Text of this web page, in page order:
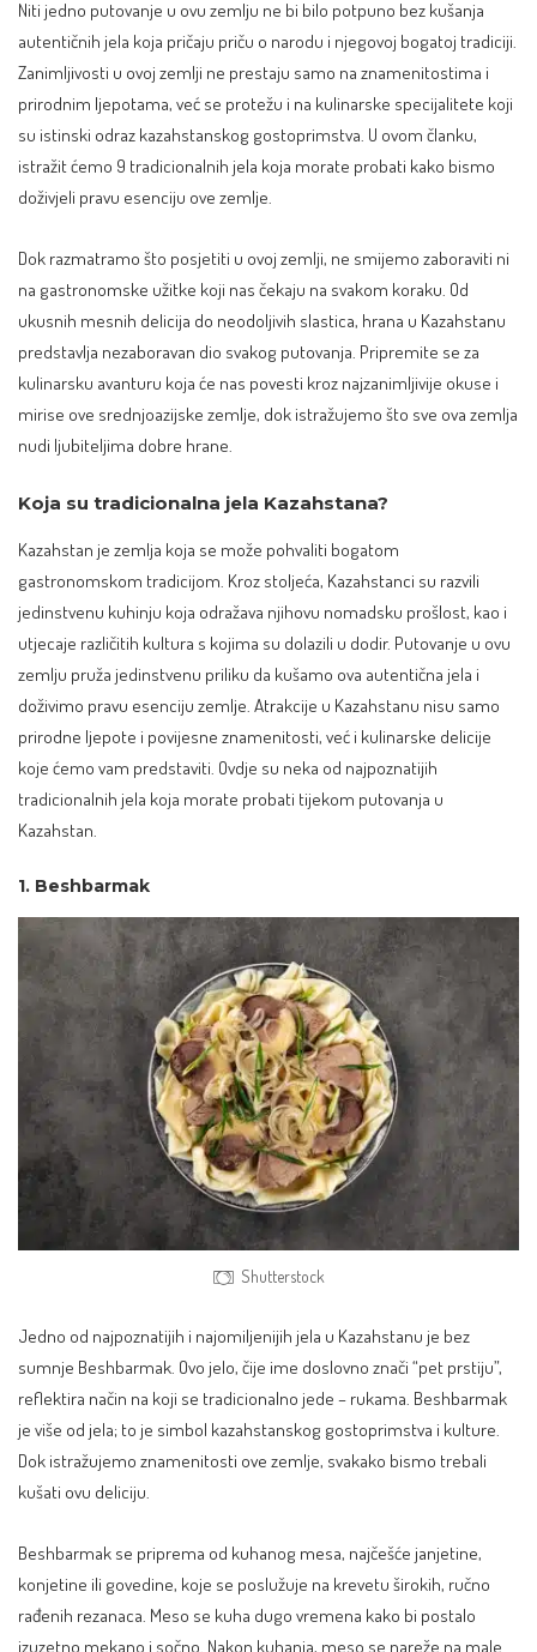
Niti jedno putovanje u ovu zemlju ne bi bilo potpuno bez kušanja
autentičnih jela koja pričaju priču o narodu i njegovoj bogatoj tradiciji.
Zanimljivosti u ovoj zemlji ne prestaju samo na znamenitostima i
prirodnim ljepotama, već se protežu i na kulinarske specijalitete koji
su istinski odraz kazahstanskog gostoprimstva. U ovom članku,
istražit ćemo 9 tradicionalnih jela koja morate probati kako bismo
doživjeli pravu esenciju ove zemlje.
Dok razmatramo što posjetiti u ovoj zemlji, ne smijemo zaboraviti ni
na gastronomske užitke koji nas čekaju na svakom koraku. Od
ukusnih mesnih delicija do neodoljivih slastica, hrana u Kazahstanu
predstavlja nezaboravan dio svakog putovanja. Pripremite se za
kulinarsku avanturu koja će nas povesti kroz najzanimljivije okuse i
mirise ove srednjoazijske zemlje, dok istražujemo što sve ova zemlja
nudi ljubiteljima dobre hrane.
Koja su tradicionalna jela Kazahstana?
Kazahstan je zemlja koja se može pohvaliti bogatom
gastronomskom tradicijom. Kroz stoljeća, Kazahstanci su razvili
jedinstvenu kuhinju koja odražava njihovu nomadsku prošlost, kao i
utjecaje različitih kultura s kojima su dolazili u dodir. Putovanje u ovu
zemlju pruža jedinstvenu priliku da kušamo ova autentična jela i
doživimo pravu esenciju zemlje. Atrakcije u Kazahstanu nisu samo
prirodne ljepote i povijesne znamenitosti, već i kulinarske delicije
koje ćemo vam predstaviti. Ovdje su neka od najpoznatijih
tradicionalnih jela koja morate probati tijekom putovanja u
Kazahstan.
1. Beshbarmak
Shutterstock
Jedno od najpoznatijih i najomiljenijih jela u Kazahstanu je bez
sumnje Beshbarmak. Ovo jelo, čije ime doslovno znači “pet prstiju”,
reflektira način na koji se tradicionalno jede – rukama. Beshbarmak
je više od jela; to je simbol kazahstanskog gostoprimstva i kulture.
Dok istražujemo znamenitosti ove zemlje, svakako bismo trebali
kušati ovu deliciju.
Beshbarmak se priprema od kuhanog mesa, najčešće janjetine,
konjetine ili govedine, koje se poslužuje na krevetu širokih, ručno
rađenih rezanaca. Meso se kuha dugo vremena kako bi postalo
izuzetno mekano i sočno. Nakon kuhanja, meso se nareže na male